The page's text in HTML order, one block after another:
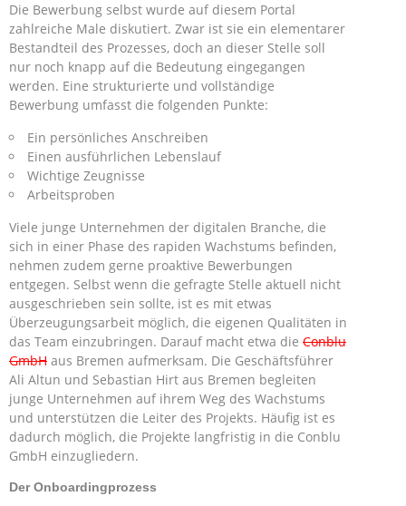
Die Bewerbung selbst wurde auf diesem Portal
zahlreiche Male diskutiert. Zwar ist sie ein elementarer
Bestandteil des Prozesses, doch an dieser Stelle soll
nur noch knapp auf die Bedeutung eingegangen
werden. Eine strukturierte und vollständige
Bewerbung umfasst die folgenden Punkte:
Ein persönliches Anschreiben
Einen ausführlichen Lebenslauf
Wichtige Zeugnisse
Arbeitsproben
Viele junge Unternehmen der digitalen Branche, die
sich in einer Phase des rapiden Wachstums befinden,
nehmen zudem gerne proaktive Bewerbungen
entgegen. Selbst wenn die gefragte Stelle aktuell nicht
ausgeschrieben sein sollte, ist es mit etwas
Überzeugungsarbeit möglich, die eigenen Qualitäten in
das Team einzubringen. Darauf macht etwa die Conblu
GmbH aus Bremen aufmerksam. Die Geschäftsführer
Ali Altun und Sebastian Hirt aus Bremen begleiten
junge Unternehmen auf ihrem Weg des Wachstums
und unterstützen die Leiter des Projekts. Häufig ist es
dadurch möglich, die Projekte langfristig in die Conblu
GmbH einzugliedern.
Der Onboardingprozess